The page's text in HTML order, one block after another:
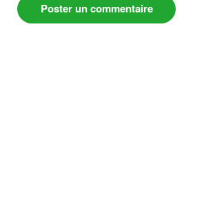
Poster un commentaire